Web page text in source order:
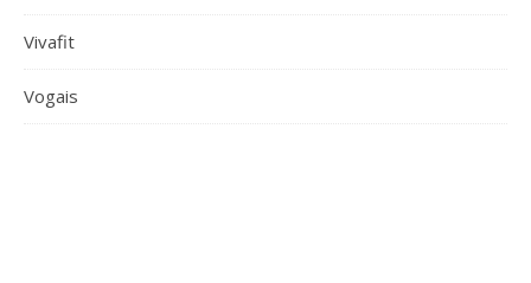
Vivafit
Vogais